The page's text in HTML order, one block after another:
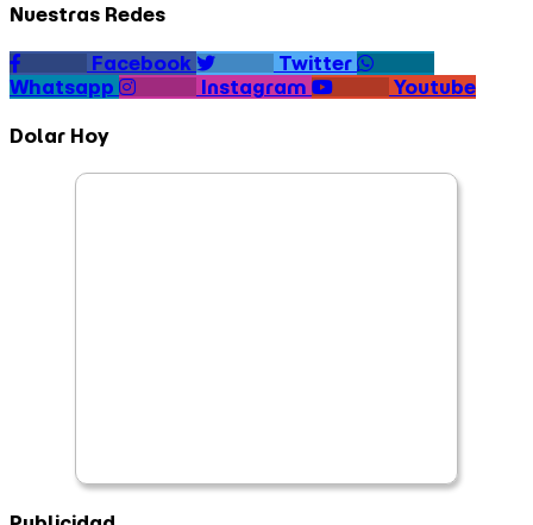
Nuestras Redes
Facebook
Twitter
Whatsapp
Instagram Youtube
Dolar Hoy